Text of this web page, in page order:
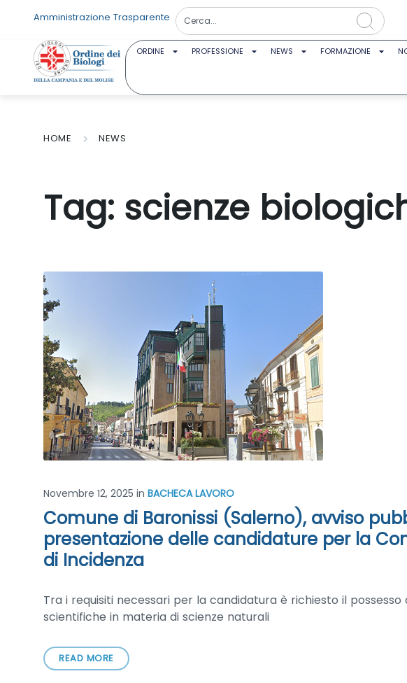
Amministrazione Trasparente
ORDINE PROFESSIONE NEWS FORMAZIONE
HOME NEWS
Tag: scienze
Novembre 12, 2025 in BACHECA LAVORO
Comune di Baronissi (Salerno), avviso
presentazione delle candidature per la
di Incidenza
Tra i requisiti necessari per la candidatura è richiesto il
scientifiche in materia di scienze naturali
READ MORE